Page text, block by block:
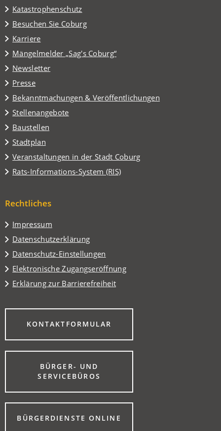
Katastrophenschutz
Besuchen Sie Coburg
(Öffnet
in
einem
neuen
Tab)
Karriere
Mängelmelder „Sag's Coburg“
(Öffnet
in
einem
neuen
Tab)
Newsletter
Presse
Bekanntmachungen & Veröffentlichungen
Stellenangebote
Baustellen
Stadtplan
(Öffnet
in
einem
neuen
Veranstaltungen in der Stadt Coburg
(Öffnet
in
einem
Tab)
Rats-Informations-System (RIS)
(Öffnet
neuen
Rechtliches
Impressum
Datenschutzerklärung
Datenschutz-Einstellungen
Elektronische Zugangseröffnung
Erklärung zur Barrierefreiheit
KONTAKTFORMULAR
(ÖFFNET
NEUEN
BÜRGER- UND
SERVICEBÜROS
(ÖFFNET
EINEM
NEUEN
TAB)BÜRGERDIENSTE ONLINE
(ÖFFNET